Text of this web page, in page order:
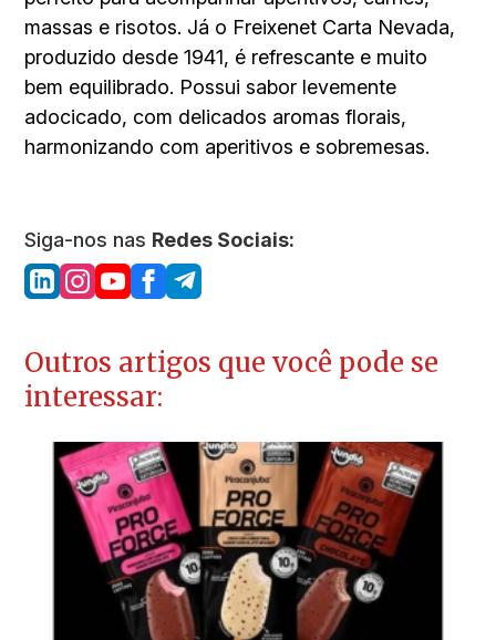
massas e risotos. Já o Freixenet Carta Nevada,
produzido desde 1941, é refrescante e muito
bem equilibrado. Possui sabor levemente
adocicado, com delicados aromas florais,
harmonizando com aperitivos e sobremesas.
Siga-nos nas Redes Sociais:
Outros artigos que você pode se
interessar: